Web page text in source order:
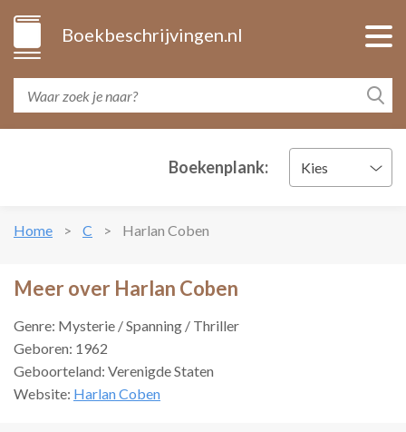
Boekbeschrijvingen.nl
Boekenplank: Kies
Home C Harlan Coben
Meer over Harlan Coben
Genre: Mysterie / Spanning / Thriller
Geboren: 1962
Geboorteland: Verenigde Staten
Website: Harlan Coben